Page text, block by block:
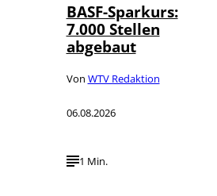
BASF-Sparkurs:
7.000 Stellen
abgebaut
Von WTV Redaktion
06.08.2026
1 Min.